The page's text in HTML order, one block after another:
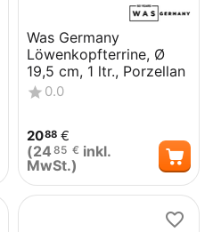
Was Germany
Löwenkopfterrine, Ø
19,5 cm, 1 ltr., Porzellan
0.0
2088 €
(24 85 € inkl.
MwSt.)